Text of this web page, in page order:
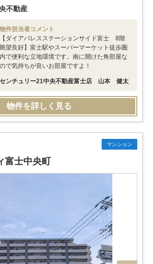
不動産
物件担当者コメント
【ダイアパレスステーションサイド富士 8階
眺望良好】富士駅やスーパーマーケット徒歩圏
内で便利な立地環境です。南に開けた角部屋な
ので気持ちが良いお部屋ですよ！
センチュリー21中央不動産富士店 山本 健太
物件を詳しく見る
マンション
士中央町